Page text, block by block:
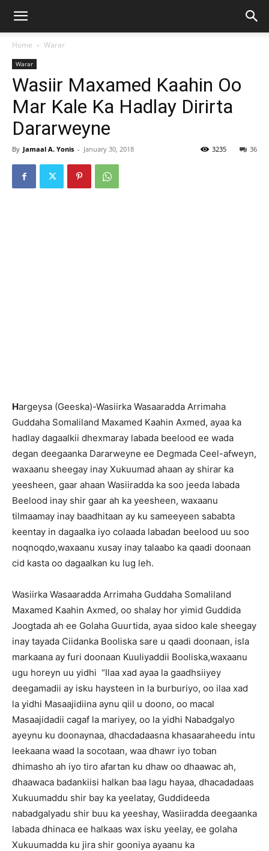
Home Warar
Warar
Wasiir Maxamed Kaahin Oo
Mar Kale Ka Hadlay Dirirta
Dararweyne
By Jamaal A. Yonis - January 30, 2018 36
3235
Hargeysa (Geeska)-Wasiirka Wasaaradda Arrimaha
Guddaha Somaliland Maxamed Kaahin Axmed, ayaa ka
hadlay dagaalkii dhexmaray labada beelood ee wada
degan deegaanka Dararweyne ee Degmada Ceel-afweyn,
waxaanu sheegay inay Xukuumad ahaan ay shirar ka
yeesheen, gaar ahaan Wasiiradda ka soo jeeda labada
Beelood inay shir gaar ah ka yeesheen, waxaanu
tilmaamay inay baadhitaan ay ku sameeyeen sababta
keentay in dagaalka iyo colaada labadan beelood uu soo
noqnoqdo,waxaanu xusay inay talaabo ka qaadi doonaan
cid kasta oo dagaalkan ku lug leh.
Wasiirka Wasaaradda Arrimaha Guddaha Somaliland
Maxamed Kaahin Axmed, oo shalay hor yimid Guddida
Joogtada ah ee Golaha Guurtida, ayaa sidoo kale sheegay
inay tayada Ciidanka Booliska sare u qaadi doonaan, isla
markaana ay furi doonaan Kuuliyaddii Booliska,waxaanu
ugu horeyn uu yidhi “Ilaa xad ayaa la gaadhsiiyey
deegamadii ay isku haysteen in la burburiyo, oo ilaa xad
la yidhi Masaajidiina aynu qiil u doono, oo macal
Masaajidadii cagaf la mariyey, oo la yidhi Nabadgalyo
ayeynu ku doonaynaa, dhacdadaasna khasaaraheedu intu
leekaana waad la socotaan, waa dhawr iyo toban
dhimasho ah iyo tiro afartan ku dhaw oo dhaawac ah,
dhaawaca badankiisi halkan baa lagu hayaa, dhacadadaas
Xukuumaddu shir bay ka yeelatay, Guddideeda
nabadgalyadu shir buu ka yeeshay, Wasiiradda deegaanka
labada dhinaca ee halkaas wax isku yeelay, ee golaha
Xukuumadda ku jira shir gooniya ayaanu ka